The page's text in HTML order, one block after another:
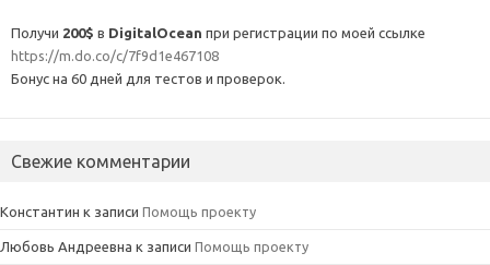
Получи 200$ в DigitalOcean при регистрации по моей ссылке
https://m.do.co/c/7f9d1e467108
Бонус на 60 дней для тестов и проверок.
Свежие комментарии
Константин к записи Помощь проекту
Любовь Андреевна к записи Помощь проекту